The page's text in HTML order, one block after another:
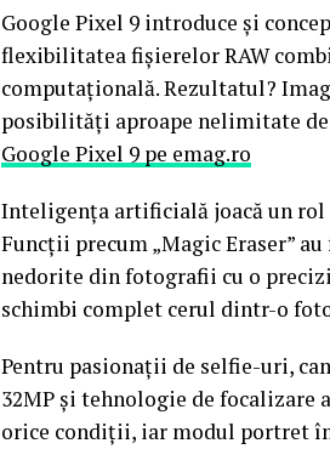
Google Pixel 9 introduce și
flexibilitatea fișierelor RAW
computațională. Rezultatul?
posibilități aproape nelimitate
Google Pixel 9 pe emag.ro
Inteligența artificială joacă un rol
Funcții precum „Magic Eraser”
nedorite din fotografii cu o
schimbi complet cerul dintr-o
Pentru pasionații de selfie-uri,
32MP și tehnologie de
orice condiții, iar modul portret